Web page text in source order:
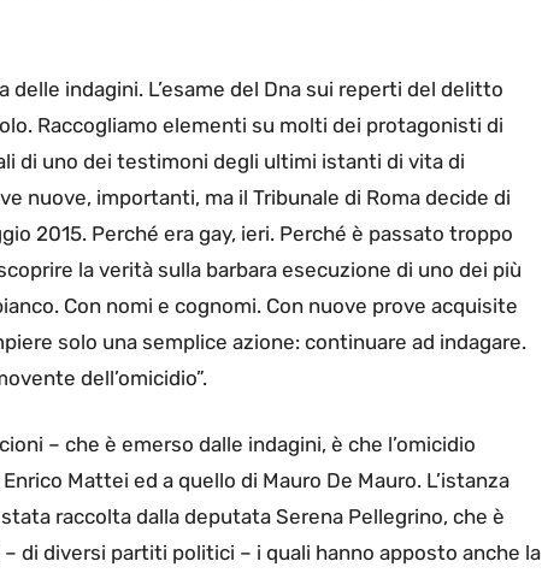
indagini. L’esame del Dna sui reperti del delitto
Raccogliamo elementi su molti dei protagonisti di
di uno dei testimoni degli ultimi istanti di vita di
nuove, importanti, ma il Tribunale di Roma decide di
2015. Perché era gay, ieri. Perché è passato troppo
la verità sulla barbara esecuzione di uno dei più
Con nomi e cognomi. Con nuove prove acquisite
solo una semplice azione: continuare ad indagare.
dell’omicidio”.
– che è emerso dalle indagini, è che l’omicidio
Mattei ed a quello di Mauro De Mauro. L’istanza
raccolta dalla deputata Serena Pellegrino, che è
di diversi partiti politici – i quali hanno apposto anche la